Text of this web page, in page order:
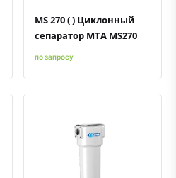
MS 270 ( ) Циклонный
сепаратор MTA MS270
по запросу